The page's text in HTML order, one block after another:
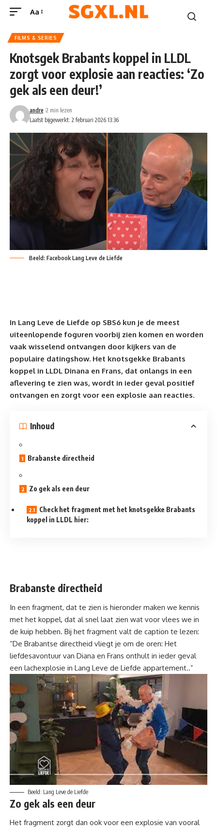
Aa
FILMS & SERIES
Knotsgek Brabants koppel in LLDL
zorgt voor explosie aan reacties: ‘Zo
gek als een deur!’
Laatst bijgewerkt: 2 februari 2026 13:36
andre 2 min lezen
Beeld: Facebook Lang Leve de Liefde
In Lang Leve de Liefde op SBS6 kun je de meest
uiteenlopende foguren voorbij zien komen en worden
vaak wisselend ontvangen door kijkers van de
populaire datingshow. Het knotsgekke Brabants
koppel in LLDL Dinana en Frans, dat onlangs in een
aflevering te zien was, wordt in ieder geval positief
ontvangen en zorgt voor een explosie aan reacties.
Inhoud
Brabanste directheid
Zo gek als een deur
Check het fragment met het knotsgekke Brabants
koppel in LLDL hier:
Brabanste directheid
In een fragment, dat te zien is hieronder maken we kennis
met het koppel, dat al snel laat zien wat voor vlees we in
de kuip hebben. Bij het fragment valt de caption te lezen:
“De Brabantse directheid vliegt je om de oren: Het
liefdesavontuur van Diana en Frans onthult in ieder geval
een lachexplosie in Lang Leve de Liefde appartement..”
Beeld: Lang Leve de Liefde
Zo gek als een deur
Het fragment zorgt dan ook voor een explosie van vooral